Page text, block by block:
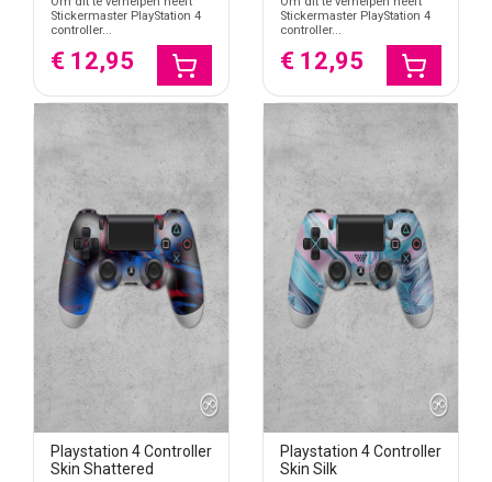
Stickermaster PlayStation 4
controller...
€ 12,95
Stickermaster PlayStation 4
controller...
€ 12,95
Playstation 4 Controller
Skin Shattered
Playstation 4 Controller
Skin Silk